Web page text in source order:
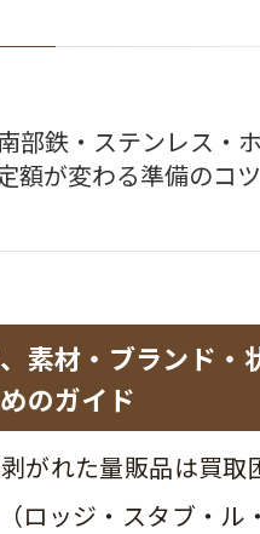
部鉄・ステンレス・
額が変わる準備のコツ
素材・ブランド・
のガイド
がれた量販品は買取
ロッジ・スタブ・ル